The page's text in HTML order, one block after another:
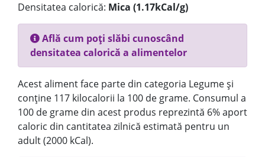
Densitatea calorică: Mica (1.17kCal/g)
Află cum poți slăbi cunoscând
densitatea calorică a alimentelor
Acest aliment face parte din categoria Legume și
conține 117 kilocalorii la 100 de grame. Consumul a
100 de grame din acest produs reprezintă 6% aport
caloric din cantitatea zilnică estimată pentru un
adult (2000 kCal).